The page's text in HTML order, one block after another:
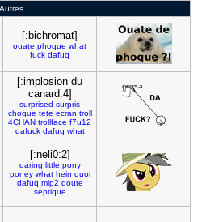
Autres
[:bichromat]
ouate phoque what
fuck dafuq
[:implosion du
canard:4]
surprised surpris
choque tete ecran troll
4CHAN trollface f7u12
dafuck dafuq what
[:neli0:2]
daring little pony
poney what hein quoi
dafuq mlp2 doute
septique